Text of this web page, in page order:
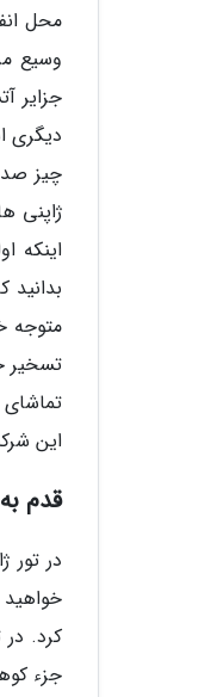
محل
وسیع
جزایر
دیگری
چیز
ژاپنی
اینکه
تسخیر
تماشای
این
قدم
در تور
کرد. در
جزء